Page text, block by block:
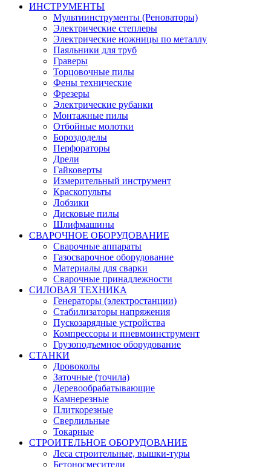
ИНСТРУМЕНТЫ
Мультиинструменты (Реноваторы)
Электрические степлеры
Электрические ножницы по металлу
Паяльники для труб
Граверы
Торцовочные пилы
Фены технические
Фрезеры
Электрические рубанки
Монтажные пилы
Отбойные молотки
Бороздоделы
Перфораторы
Дрели
Гайковерты
Измерительный инструмент
Краскопульты
Лобзики
Дисковые пилы
Шлифмашины
СВАРОЧНОЕ ОБОРУДОВАНИЕ
Сварочные аппараты
Газосварочное оборудование
Материалы для сварки
Сварочные принадлежности
СИЛОВАЯ ТЕХНИКА
Генераторы (электростанции)
Стабилизаторы напряжения
Пускозарядные устройства
Компрессоры и пневмоинструмент
Грузоподъемное оборудование
СТАНКИ
Дровоколы
Заточные (точила)
Деревообрабатывающие
Камнерезные
Плиткорезные
Сверлильные
Токарные
СТРОИТЕЛЬНОЕ ОБОРУДОВАНИЕ
Леса строительные, вышки-туры
Бетоносмесители